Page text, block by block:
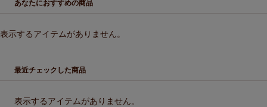
あなたにおすすめの商品
表示するアイテムがありません。
最近チェックした商品
表示するアイテムがありません。